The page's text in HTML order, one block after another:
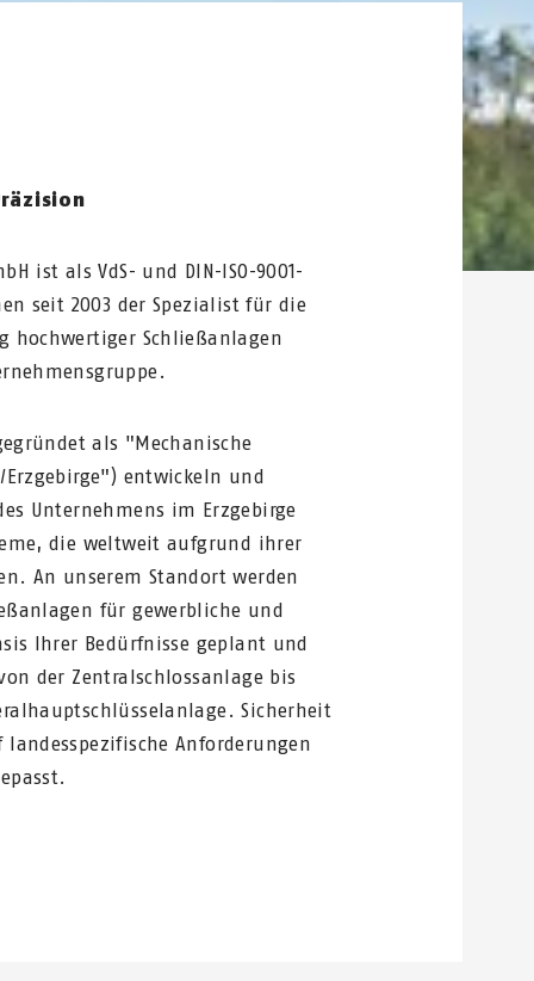
ist als VdS- und DIN-ISO-9001-
seit 2003 der Spezialist für die
hochwertiger Schließanlagen
als "Mechanische
entwickeln und
Unternehmens im Erzgebirge
die weltweit aufgrund ihrer
An unserem Standort werden
für gewerbliche und
Ihrer Bedürfnisse geplant und
der Zentralschlossanlage bis
Sicherheit
Anforderungen